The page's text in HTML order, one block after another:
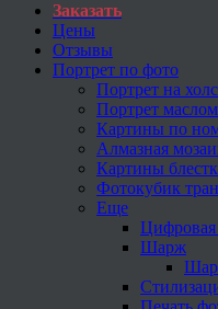
Заказать
Цены
Отзывы
Портрет по фото
Портрет на
Портрет маслом
Картины по
Алмазная
Картины
Фотокубик
Еще
Шарж